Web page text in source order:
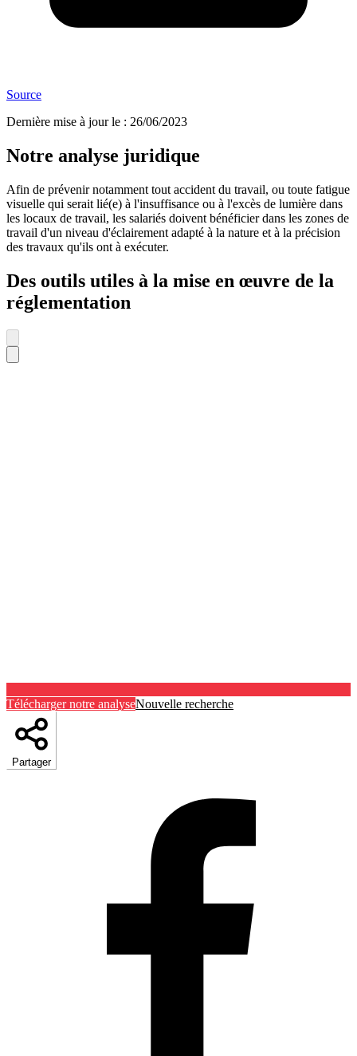
Source
Dernière mise à jour le : 26/06/2023
Notre analyse juridique
Afin de prévenir notamment tout accident du travail, ou toute fatigue
visuelle qui serait lié(e) à l'insuffisance ou à l'excès de lumière dans
les locaux de travail, les salariés doivent bénéficier dans les zones de
travail d'un niveau d'éclairement adapté à la nature et à la précision
des travaux qu'ils ont à exécuter.
Des outils utiles à la mise en œuvre de la
réglementation
Télécharger notre analyseNouvelle recherche
Partager